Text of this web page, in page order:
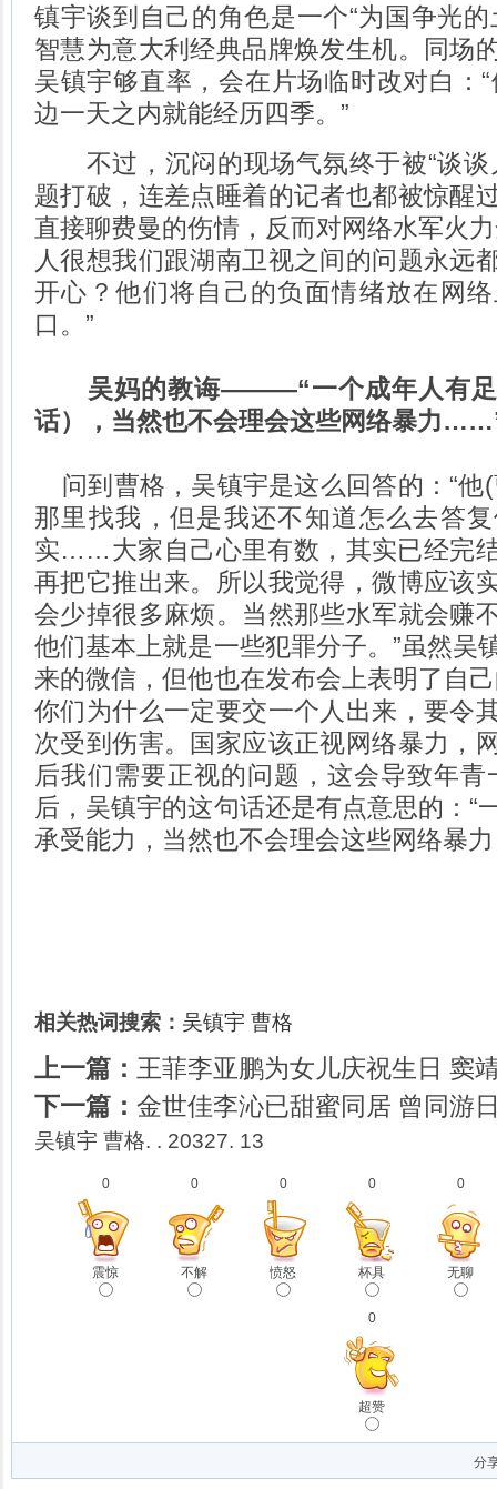
镇宇谈到自己的角色是一个“为国争光
智慧为意大利经典品牌焕发生机。同场
吴镇宇够直率，会在片场临时改对白：
边一天之内就能经历四季。”
不过，沉闷的现场气氛终于被“谈谈
题打破，连差点睡着的记者也都被惊醒
直接聊费曼的伤情，反而对网络水军火
人很想我们跟湖南卫视之间的问题永远
开心？他们将自己的负面情绪放在网
口。”
吴妈的教诲———“一个成年人有足
话），当然也不会理会这些网络暴力
问到曹格，吴镇宇是这么回答的：“他
那里找我，但是我还不知道怎么去答
实……大家自己心里有数，其实已经完
再把它推出来。所以我觉得，微博应该
会少掉很多麻烦。当然那些水军就会赚
他们基本上就是一些犯罪分子。”虽然吴
来的微信，但他也在发布会上表明了自
你们为什么一定要交一个人出来，要令
次受到伤害。国家应该正视网络暴力，
后我们需要正视的问题，这会导致年青
后，吴镇宇的这句话还是有点意思的：“
承受能力，当然也不会理会这些网络暴
相关热词搜索： 吴镇宇 曹格
上一篇： 王菲李亚鹏为女儿庆祝生日 窦
下一篇： 金世佳李沁已甜蜜同居 曾同游
吴镇宇 曹格. . 20327. 13
0
震惊
0
不解
0
愤怒
0
杯具
0
无聊
0
超赞
分